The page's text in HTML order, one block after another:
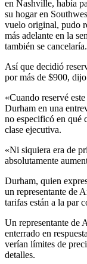
en Nashville, había
su hogar en
vuelo original, pudo
más adelante en la
también se cancelaría.
Así que decidió
por más de $900,
«Cuando reservé
Durham en una
no especificó en qué
clase ejecutiva.
«Ni siquiera era de
absolutamente
Durham, quien
un representante de
tarifas están a la par
Un representante de
enterrado en
verían límites de
detalles.